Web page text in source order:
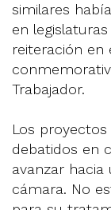
similares
en
reiteración en
Trabajador.
Los
debatidos en
avanzar hacia
cámara. No